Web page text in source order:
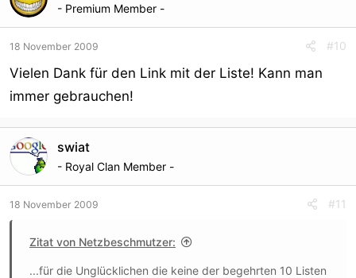
- Premium Member -
18 November 2009 #10
Vielen Dank für den Link mit der Liste! Kann man
immer gebrauchen!
swiat
- Royal Clan Member -
18 November 2009 #11
Zitat von Netzbeschmutzer:
...für die Unglücklichen die keine der begehrten 10 Listen